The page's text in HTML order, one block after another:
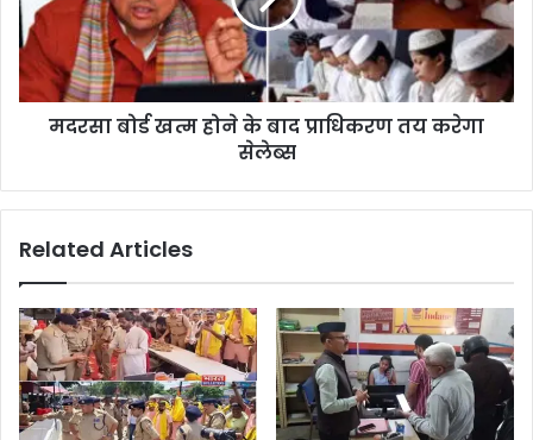
मदरसा बोर्ड खत्म होने के बाद प्राधिकरण तय करेगा
सेलेब्स
Related Articles